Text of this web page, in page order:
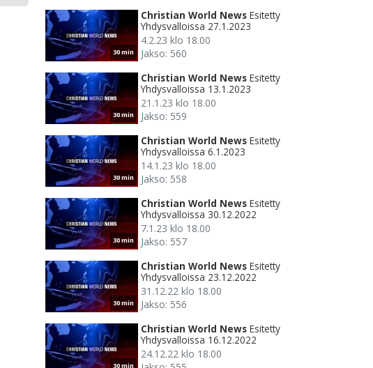
30 min
Christian World News Esitetty
Yhdysvalloissa 27.1.2023
4.2.23 klo 18.00
Jakso: 560
30 min
Christian World News Esitetty
Yhdysvalloissa 13.1.2023
21.1.23 klo 18.00
Jakso: 559
30 min
Christian World News Esitetty
Yhdysvalloissa 6.1.2023
14.1.23 klo 18.00
Jakso: 558
30 min
Christian World News Esitetty
Yhdysvalloissa 30.12.2022
7.1.23 klo 18.00
Jakso: 557
30 min
Christian World News Esitetty
Yhdysvalloissa 23.12.2022
31.12.22 klo 18.00
Jakso: 556
30 min
Christian World News Esitetty
Yhdysvalloissa 16.12.2022
24.12.22 klo 18.00